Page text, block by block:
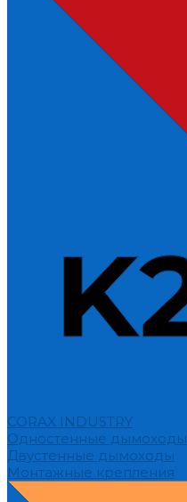
CORAX INDUSTRY
Одностенные дымоходы
Двустенные дымоходы
Монтажные крепления